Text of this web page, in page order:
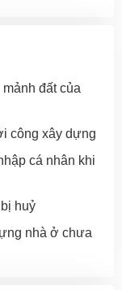
đất của
công xây dựng
cá nhân khi
huỷ
nhà ở chưa